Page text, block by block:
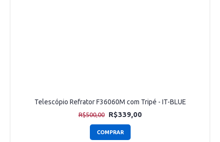
Telescópio Refrator F36060M com Tripé - IT-BLUE
R$500,00 R$339,00
COMPRAR